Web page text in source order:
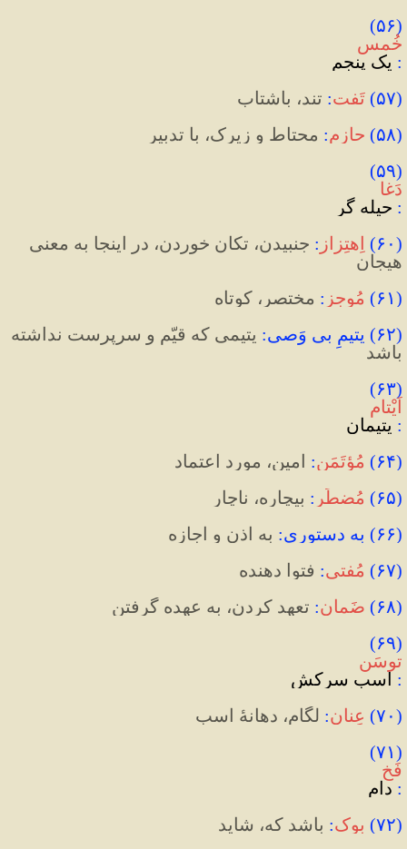
(۵۶)
خُمس
: یک پنجم
(۵۷) تَفت: تند، باشتاب
(۵۸) حازِم: محتاط و زیرک، با تدبیر
(۵۹)
دَغا
: حیله گر
(۶۰) اِهتِزاز :
هیجان
(۶۱) مُوجِز : مختصر، کوتاه
(۶۲) یتیمِ بی وَصی:
باشد
(۶۳)
اَیْتام
: یتیمان
(۶۴) مُؤتَمَن: امین، مورد اعتماد
(۶۵) مُضطَر : بیچاره، ناچار
(۶۶) به دستوری: به اذن و اجازه
(۶۷) مُفتی: فتوا دهنده
(۶۸) ضَمان: تعهد کردن، به عهده گرفتن
(۶۹)
توسَن
: اسب سرکش
(۷۰) عِنان: لگام، دهانۀ اسب
(۷۱)
فَخ
: دام
(۷۲) بوک: باشد که، شاید